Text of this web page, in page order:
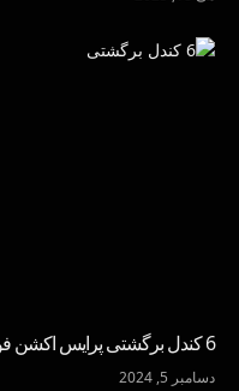
6 کندل برگشتی پرایس اکشن فوق العاده قوی!
دسامبر 5, 2024